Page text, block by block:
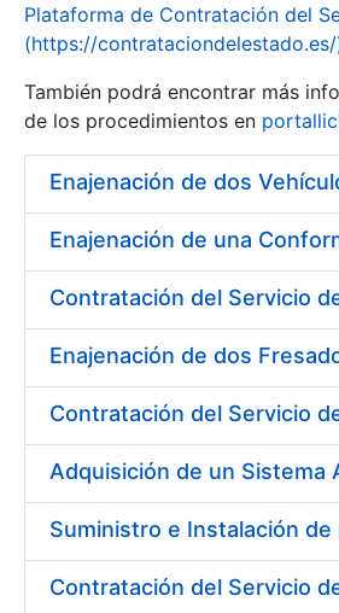
Plataforma de Contratación del
(https://contrataciondelestado.es/
También podrá encontrar más
de los procedimientos en